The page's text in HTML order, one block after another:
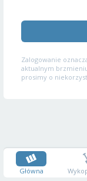
Zalogowanie
aktualnym
prosimy o
Główna